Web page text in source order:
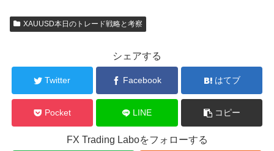
XAUUSD本日のトレード戦略と考察
シェアする
Twitter Facebook はてブ
Pocket LINE コピー
FX Trading Laboをフォローする